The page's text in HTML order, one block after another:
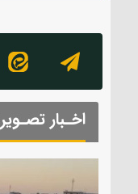
اخـبار